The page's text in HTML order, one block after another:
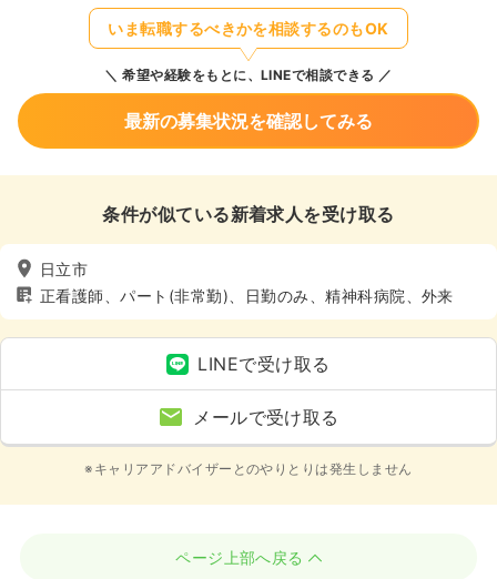
いま転職するべきかを相談するのもOK
希望や経験をもとに、LINEで相談できる
最新の募集状況を確認してみる
条件が似ている新着求人を受け取る
日立市
正看護師、パート(非常勤)、日勤のみ、精神科病院、外来
LINEで受け取る
メールで受け取る
※キャリアアドバイザーとのやりとりは発生しません
ページ上部へ戻る